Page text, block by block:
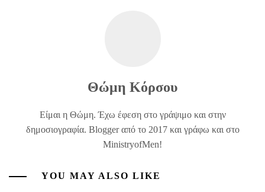
Θώμη Κόρσου
Είμαι η Θώμη. Έχω έφεση στο γράψιμο και στην
δημοσιογραφία. Blogger από το 2017 και γράφω και στο
MinistryofMen!
YOU MAY ALSO LIKE